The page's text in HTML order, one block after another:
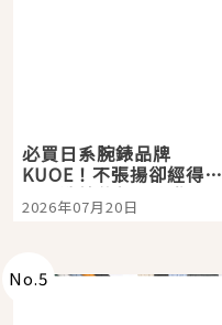
必買日系腕錶品牌
KUOE！不張揚卻經得起
時間洗鍊的經典之作五
選
2026年07月20日
No.5